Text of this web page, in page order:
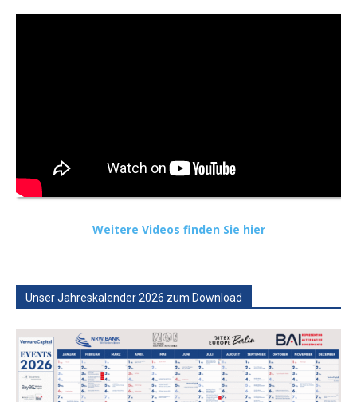
Weitere Videos finden Sie hier
Unser Jahreskalender 2026 zum Download